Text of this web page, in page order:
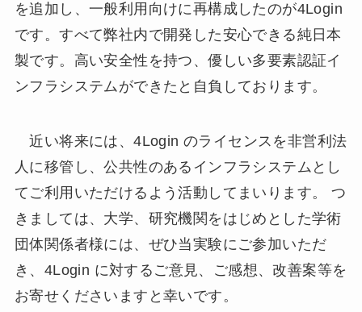
を追加し、一般利用向けに再構成したのが4Login
です。すべて弊社内で開発した安心できる純日本
製です。高い安全性を持つ、優しい多要素認証イ
ンフラシステムができたと自負しております。
近い将来には、4Login のライセンスを非営利法
人に移管し、公共性のあるインフラシステムとし
てご利用いただけるよう活動してまいります。 つ
きましては、大学、研究機関をはじめとした学術
団体関係者様には、ぜひ当実験にご参加いただ
き、4Login に対するご意見、ご感想、改善案等を
お寄せくださいますと幸いです。